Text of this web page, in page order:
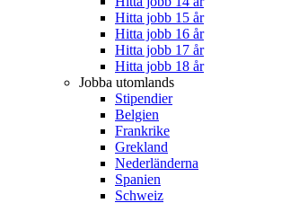
Hitta jobb 15 år
Hitta jobb 16 år
Hitta jobb 17 år
Hitta jobb 18 år
Jobba utomlands
Stipendier
Belgien
Frankrike
Grekland
Nederländerna
Spanien
Schweiz